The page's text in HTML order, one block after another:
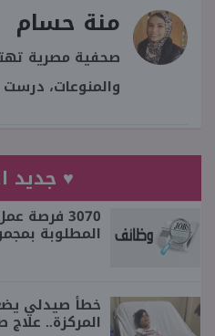
منة حسام
صحفية مصرية
والمنوعات، درست
♥ جديد
3070
المطلوبة
خطأ صيدلي
المركزة.. علاج